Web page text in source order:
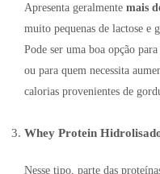
Apresenta geralmente mais
muito pequenas de lactose e
Pode ser uma boa opção
ou para quem necessita
calorias provenientes de
Whey Protein
Nesse tipo, parte das